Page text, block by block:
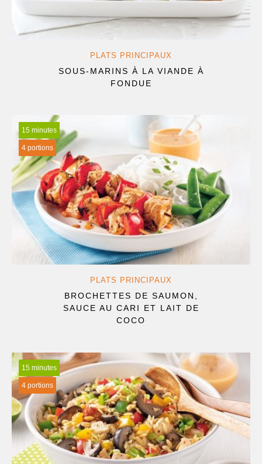
PLATS PRINCIPAUX
SOUS-MARINS À LA VIANDE À
FONDUE
15 minutes
4 portions
PLATS PRINCIPAUX
BROCHETTES DE SAUMON,
SAUCE AU CARI ET LAIT DE
COCO
15 minutes
4 portions